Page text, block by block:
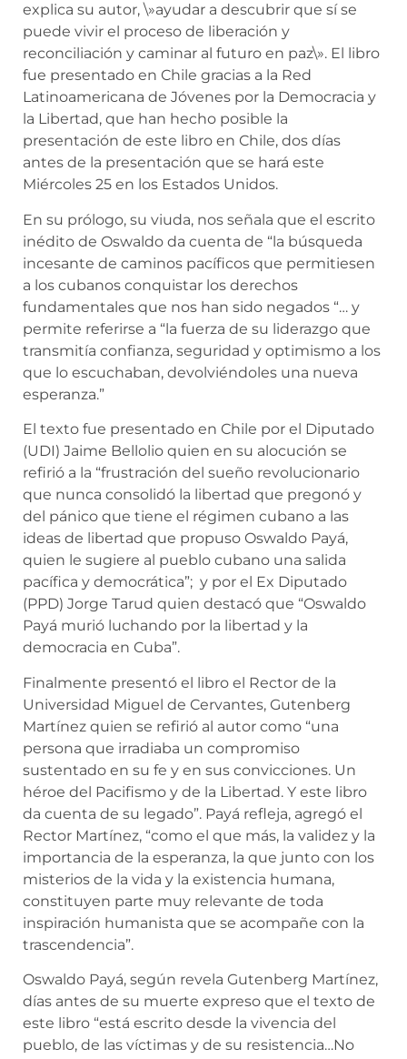
explica su autor, \»ayudar a descubrir que sí se
puede vivir el proceso de liberación y
reconciliación y caminar al futuro en paz\». El libro
fue presentado en Chile gracias a la Red
Latinoamericana de Jóvenes por la Democracia y
la Libertad, que han hecho posible la
presentación de este libro en Chile, dos días
antes de la presentación que se hará este
Miércoles 25 en los Estados Unidos.
En su prólogo, su viuda, nos señala que el escrito
inédito de Oswaldo da cuenta de “la búsqueda
incesante de caminos pacíficos que permitiesen
a los cubanos conquistar los derechos
fundamentales que nos han sido negados “… y
permite referirse a “la fuerza de su liderazgo que
transmitía confianza, seguridad y optimismo a los
que lo escuchaban, devolviéndoles una nueva
esperanza.”
El texto fue presentado en Chile por el Diputado
(UDI) Jaime Bellolio quien en su alocución se
refirió a la “frustración del sueño revolucionario
que nunca consolidó la libertad que pregonó y
del pánico que tiene el régimen cubano a las
ideas de libertad que propuso Oswaldo Payá,
quien le sugiere al pueblo cubano una salida
pacífica y democrática”; y por el Ex Diputado
(PPD) Jorge Tarud quien destacó que “Oswaldo
Payá murió luchando por la libertad y la
democracia en Cuba”.
Finalmente presentó el libro el Rector de la
Universidad Miguel de Cervantes, Gutenberg
Martínez quien se refirió al autor como “una
persona que irradiaba un compromiso
sustentado en su fe y en sus convicciones. Un
héroe del Pacifismo y de la Libertad. Y este libro
da cuenta de su legado”. Payá refleja, agregó el
Rector Martínez, “como el que más, la validez y la
importancia de la esperanza, la que junto con los
misterios de la vida y la existencia humana,
constituyen parte muy relevante de toda
inspiración humanista que se acompañe con la
trascendencia”.
Oswaldo Payá, según revela Gutenberg Martínez,
días antes de su muerte expreso que el texto de
este libro “está escrito desde la vivencia del
pueblo, de las víctimas y de su resistencia…No